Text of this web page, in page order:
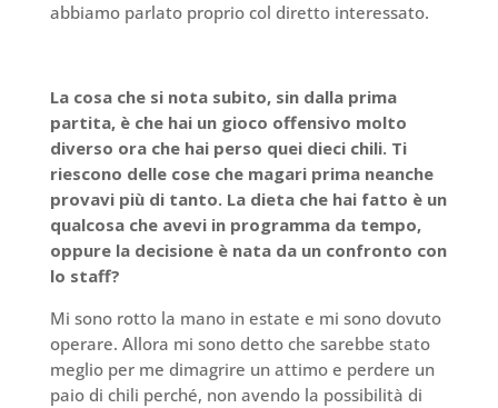
abbiamo parlato proprio col diretto interessato.
La cosa che si nota subito, sin dalla prima
partita, è che hai un gioco offensivo molto
diverso ora che hai perso quei dieci chili. Ti
riescono delle cose che magari prima neanche
provavi più di tanto. La dieta che hai fatto è un
qualcosa che avevi in programma da tempo,
oppure la decisione è nata da un confronto con
lo staff?
Mi sono rotto la mano in estate e mi sono dovuto
operare. Allora mi sono detto che sarebbe stato
meglio per me dimagrire un attimo e perdere un
paio di chili perché, non avendo la possibilità di